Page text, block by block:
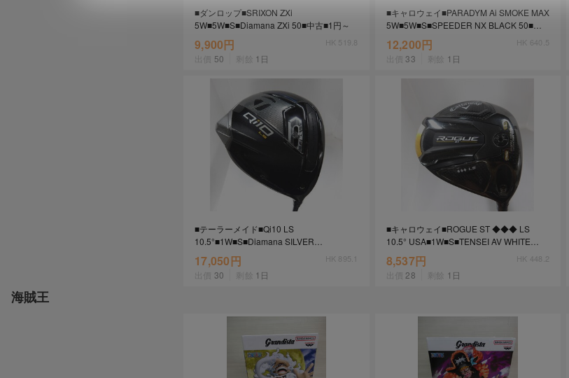
注意事項
【8月簽到活動】
2026年8月1日上午00:00開始至2026年8月31日晚上23:59結束。
每人單一帳號每日只可簽到1次，逾期不得補簽。
本月每完成簽到7次 ，系統會即時發放「$10 Letao Dollar」至會員帳戶中。
本月簽到活動最多可獲得「$40 Letao Dollar」。
會員需完成手機認證才可參加本活動，若要參加APP加碼活動，可掃瞄QRcode下載APP。
Letao Dollar可於「JDirectItems Auction」、「日本商城代購」 「第一次付款」使用，可折
商品金額。
Letao Dollar不可用於購買商品為「門票、優惠券、住宿券、禮券、儲值卡……等等」、48
款、類現金商品、日本寄日本之訂單。
使用Letao Dollar之委託單，如因價格不符、缺貨、非Letao因素(退貨不會歸還)退單者，退
■ダンロップ■SRIXON ZXi
5W■5W■S■Diamana ZXi 50■中古■1円～
9,900円 HK 519.8
50 1日
■キャロウェイ■PARADYM Ai SMOKE MAX
5W■5W■S■SPEEDER NX BLACK 50■中
12,200円 HK 640.5
33 1日
■テーラーメイド■Qi10 LS
10.5°■1W■S■Diamana SILVER
TM50(Qi10 DR)■中古■1円～
17,050円 HK 895.1
出價 30 剩餘 1日
■キャロウェイ■ROGUE ST ◆◆◆ LS
10.5° USA■1W■S■TENSEI AV WHITE
75(2022)■訳有中古■1円～
8,537円 HK 448.2
出價 28 剩餘 1日
海賊王